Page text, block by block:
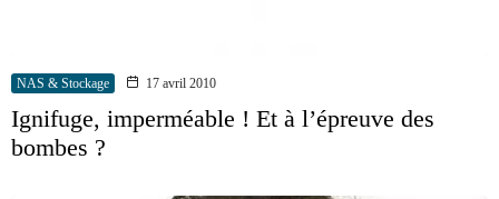
NAS & Stockage 17 avril 2010
Ignifuge, imperméable ! Et à l’épreuve des
bombes ?